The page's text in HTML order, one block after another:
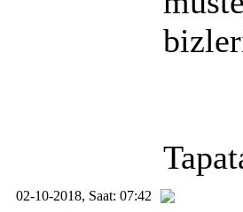
02-10-2018, Saat: 07:42